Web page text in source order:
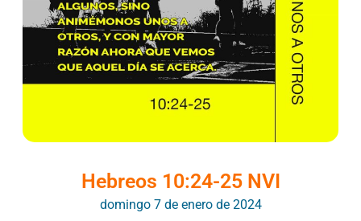
Hebreos 10:24-25 NVI
domingo 7 de enero de 2024